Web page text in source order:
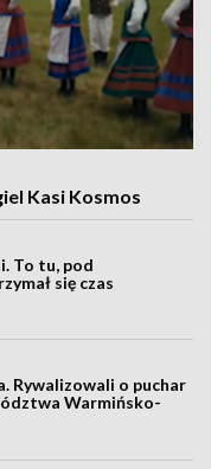
Kasi Kosmos
To tu, pod
się czas
Rywalizowali o puchar
Warmińsko-